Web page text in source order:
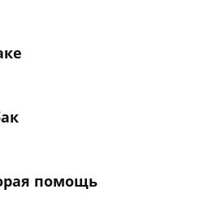
помощь